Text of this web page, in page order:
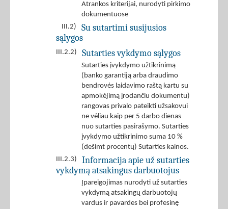
Atrankos kriterijai, nurodyti pirkimo
dokumentuose
III.2)
Su sutartimi susijusios
sąlygos
III.2.2) Sutarties vykdymo sąlygos
Sutarties įvykdymo užtikrinimą
(banko garantiją arba draudimo
bendrovės laidavimo raštą kartu su
apmokėjimą įrodančiu dokumentu)
rangovas privalo pateikti užsakovui
ne vėliau kaip per 5 darbo dienas
nuo sutarties pasirašymo. Sutarties
įvykdymo užtikrinimo suma 10 %
(dešimt procentų) Sutarties kainos.
III.2.3)
Informacija apie už sutarties
vykdymą atsakingus darbuotojus
Įpareigojimas nurodyti už sutarties
vykdymą atsakingų darbuotojų
vardus ir pavardes bei profesinę